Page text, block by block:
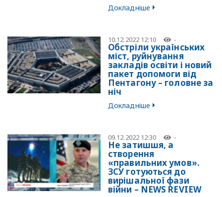
Докладніше
10.12.2022 12:10 -
Обстріли українських
міст, руйнування
закладів освіти і новий
пакет допомоги від
Пентагону – головне за
ніч
Докладніше
09.12.2022 12:30 -
Не затишшя, а
створення
«правильних умов».
ЗСУ готуються до
вирішальної фази
війни – NEWS REVIEW